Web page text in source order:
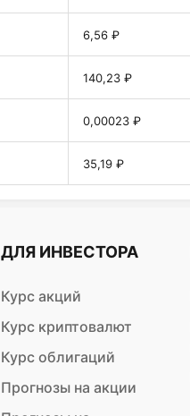
6,56 ₽
140,23 ₽
0,00023 ₽
35,19 ₽
ДЛЯ ИНВЕСТОРА
Курс акций
Курс криптовалют
Курс облигаций
Прогнозы на акции